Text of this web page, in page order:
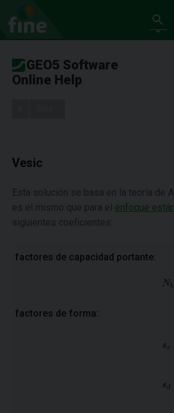
GEO5 Software
Online Help
Vesic
Esta solución se basa en la teoría de
es el mismo que para el enfoque
siguientes coeficientes:
factores de capacidad portante:
factores de forma: